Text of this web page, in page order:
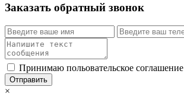
Заказать обратный звонок
Принимаю польовательское соглашение
Отправить
×